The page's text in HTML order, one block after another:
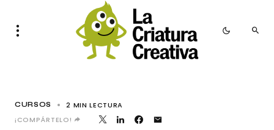
CURSOS
2 MIN LECTURA
¡COMPÁRTELO!